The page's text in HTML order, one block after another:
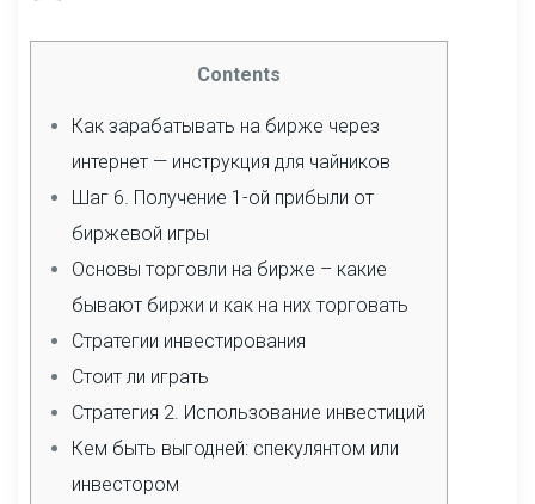
Contents
Как зарабатывать на бирже через
интернет — инструкция для чайников
Шаг 6. Получение 1-ой прибыли от
биржевой игры
Основы торговли на бирже – какие
бывают биржи и как на них торговать
Стратегии инвестирования
Стоит ли играть
Стратегия 2. Использование инвестиций
Кем быть выгодней: спекулянтом или
инвестором